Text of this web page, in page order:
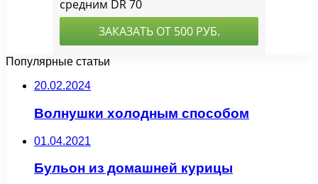
Популярные статьи
20.02.2024
Волнушки холодным способом
01.04.2021
Бульон из домашней курицы